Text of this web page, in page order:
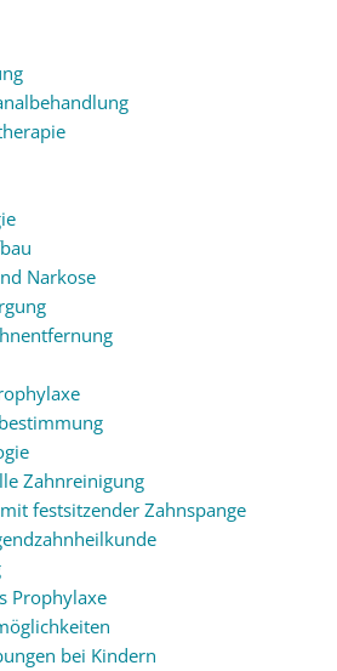
Narkose
Zahnreinigung
festsitzender Zahnspange
Prophylaxe
bei Kindern